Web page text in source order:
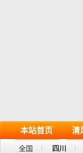
本站首页 清
全国 四川